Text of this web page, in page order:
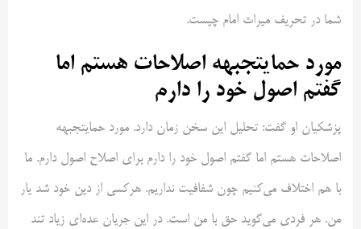
شما در تحریف میراث امام چیست.
مورد حمایتجبهه اصلاحات هستم اما
گفتم اصول خود را دارم
پزشکیان او گفت: تحلیل این سخن زمان دارد. مورد حمایتجبهه
اصلاحات هستم اما گفتم اصول خود را دارم برای اصلاح اصول دارم. ما
با هم اختلاف می‌کنیم چون شفافیت نداریم. هرکسی از دین خود شد یار
من. هر فردی می‌گوید حق با من است. در این جریان عده‌ای زیاد تند